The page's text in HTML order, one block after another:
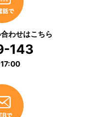
わせはこちら
143